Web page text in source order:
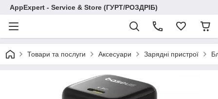
AppExpert - Service & Store (ГУРТ/РОЗДРІБ)
Товари та послуги Аксесуари Зарядні пристрої